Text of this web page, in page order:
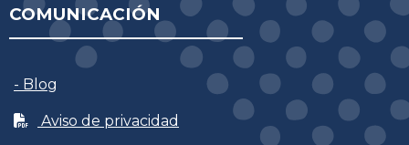
COMUNICACIÓN
- Blog
Aviso de privacidad